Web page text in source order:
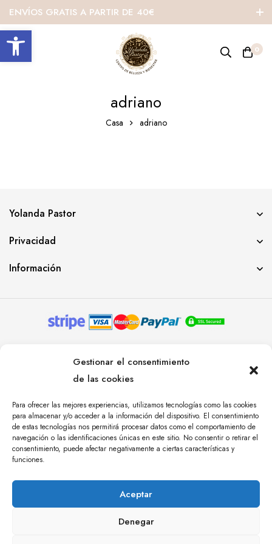
Abrir barra de herramientas
Gestionar el consentimiento
de las cookies
Para ofrecer las mejores experiencias, utilizamos tecnologías como las cookies
para almacenar y/o acceder a la información del dispositivo. El consentimiento
de estas tecnologías nos permitirá procesar datos como el comportamiento de
navegación o las identificaciones únicas en este sitio. No consentir o retirar el
consentimiento, puede afectar negativamente a ciertas características y
funciones.
Aceptar
Denegar
ENVÍOS GRATIS A PARTIR DE 40€
0
adriano
Casa adriano
Yolanda Pastor
Privacidad
Información
RESERVADOS. AGENCIA DE COMUNICACIÓN
ÁNGULO TRES.